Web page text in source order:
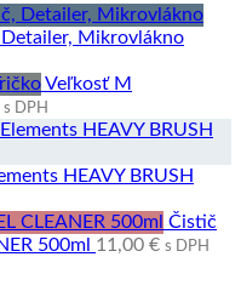
Mikrovlákno
Veľkosť M
s DPH
HEAVY BRUSH
Čistič
500ml 11,00 € s DPH